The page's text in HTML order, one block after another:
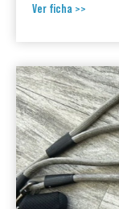
Ver ficha >>